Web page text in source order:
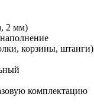
2 мм)
корзины, штанги)
комплектацию